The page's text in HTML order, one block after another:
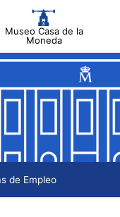
Museo Casa de la
Moneda
de Empleo